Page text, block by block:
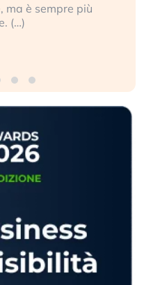
ma è sempre più
(…)